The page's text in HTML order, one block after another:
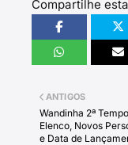
Compartilhe
ANTIGOS
Wandinha 2ª
Elenco, Novos
e Data de